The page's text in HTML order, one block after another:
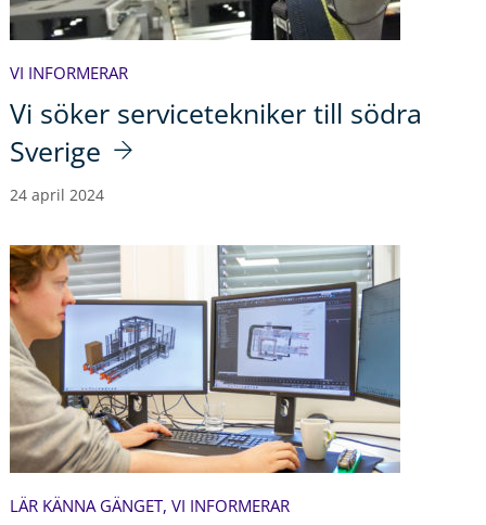
VI INFORMERAR
Vi söker servicetekniker till södra
Sverige
24 april 2024
LÄR KÄNNA GÄNGET, VI INFORMERAR